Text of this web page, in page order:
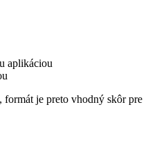
aplikáciou
je preto vhodný skôr pre